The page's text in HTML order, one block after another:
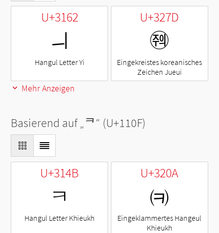
U+3162
ㅢ
Hangul Letter Yi
U+327D
㉽
Eingekreistes koreanisches
Zeichen Jueui
Mehr Anzeigen
Basierend auf „ᄏ“ (U+110F)
U+314B
ㅋ
Hangul Letter Khieukh
U+320A
㈊
Eingeklammertes Hangeul
Khieukh